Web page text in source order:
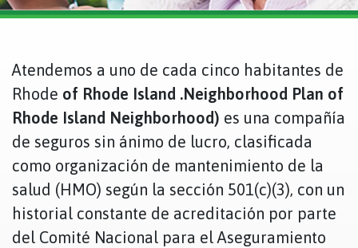
Atendemos a uno de cada cinco habitantes de
Rhode of Rhode Island .Neighborhood Plan of
Rhode Island Neighborhood) es una compañía
de seguros sin ánimo de lucro, clasificada
como organización de mantenimiento de la
salud (HMO) según la sección 501(c)(3), con un
historial constante de acreditación por parte
del Comité Nacional para el Aseguramiento